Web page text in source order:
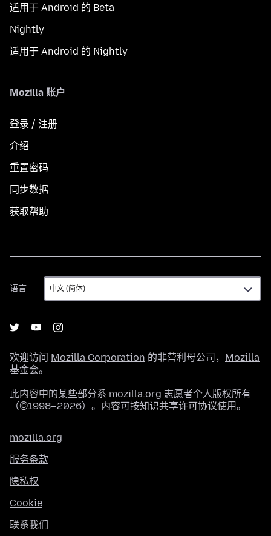
适用于 Android 的 Beta
Nightly
适用于 Android 的 Nightly
Mozilla 账户
登录 / 注册
介绍
重置密码
同步数据
获取帮助
语言
语
言
欢迎访问 Mozilla Corporation 的非营利母公司， Mozilla
基金会。
此内容中的某些部分系 mozilla.org 志愿者个人版权所有
（©1998–2026）。内容可按知识共享许可协议使用。
mozilla.org
服务条款
隐私权
Cookie
联系我们